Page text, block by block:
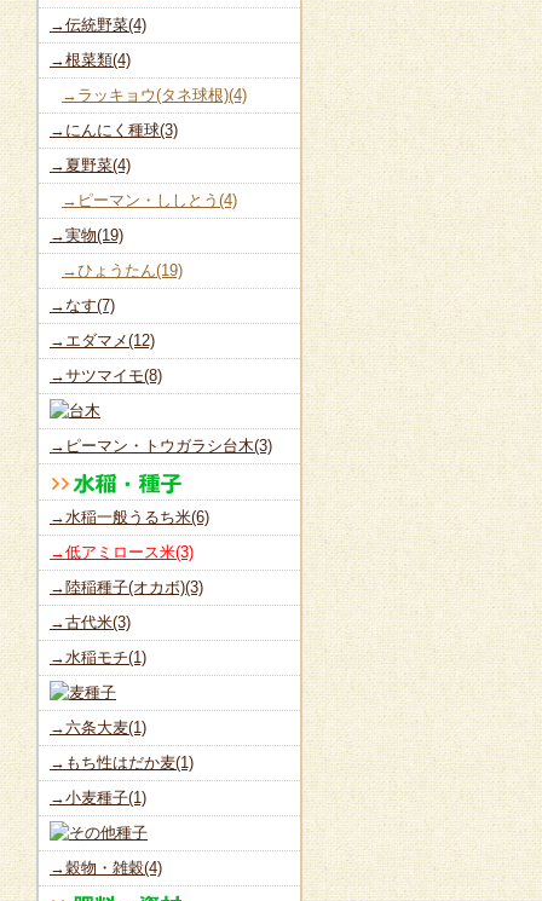
→伝統野菜(4)
→根菜類(4)
→ラッキョウ(タネ球根)(4)
→にんにく種球(3)
→夏野菜(4)
→ピーマン・ししとう(4)
→実物(19)
→ひょうたん(19)
→なす(7)
→エダマメ(12)
→サツマイモ(8)
→ピーマン・トウガラシ台木(3)
→水稲一般うるち米(6)
→低アミロース米(3)
→陸稲種子(オカボ)(3)
→古代米(3)
→水稲モチ(1)
→六条大麦(1)
→もち性はだか麦(1)
→小麦種子(1)
→穀物・雑穀(4)